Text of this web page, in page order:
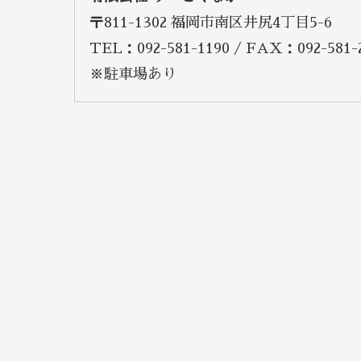
〒811-1302 福岡市南区井尻4丁目5-6
TEL：092-581-1190 / FAX：092-581-
※駐車場あり